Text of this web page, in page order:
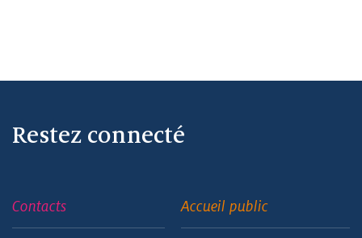
Restez connecté
Contacts Accueil public